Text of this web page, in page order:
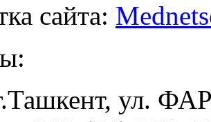
сайта:
ул.